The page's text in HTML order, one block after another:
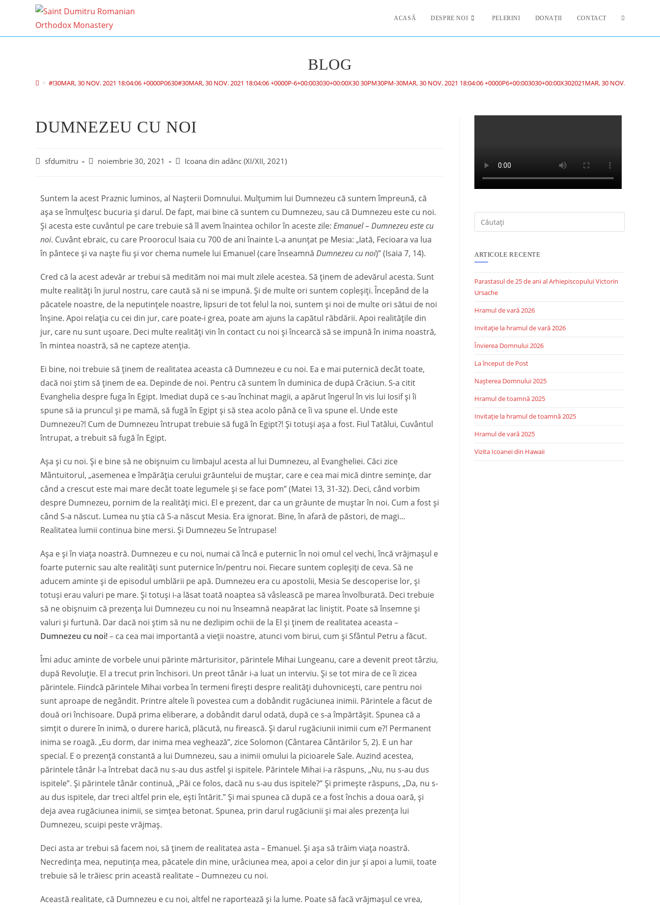
ACASĂ DESPRE NOI PELERINI DONAȚII CONTACT
BLOG
> #!30MAR, 30 NOV. 2021 18:04:06 +0000P0630#30MAR, 30 NOV. 2021 18:04:06 +0000P-6+00:003030+00:00X30 30PM30PM-30MAR, 30 NOV. 2021 18:04:06 +0000P6+00:003030+00:00X302021MAR, 30 NOV. 2021
DUMNEZEU CU NOI
sfdumitru noiembrie 30, 2021 Icoana din adânc (XI/XII, 2021)
Suntem la acest Praznic luminos, al Nașterii Domnului. Mulțumim lui Dumnezeu că suntem împreună, că
așa se înmulțesc bucuria și darul. De fapt, mai bine că suntem cu Dumnezeu, sau că Dumnezeu este cu noi.
Și acesta este cuvântul pe care trebuie să îl avem înaintea ochilor în aceste zile: Emanuel – Dumnezeu este cu
noi. Cuvânt ebraic, cu care Proorocul Isaia cu 700 de ani înainte L-a anunțat pe Mesia: „Iată, Fecioara va lua
în pântece și va naște fiu și vor chema numele lui Emanuel (care înseamnă Dumnezeu cu noi)” (Isaia 7, 14).
Cred că la acest adevăr ar trebui să medităm noi mai mult zilele acestea. Să ținem de adevărul acesta. Sunt
multe realități în jurul nostru, care caută să ni se impună. Și de multe ori suntem copleșiți. Începând de la
păcatele noastre, de la neputințele noastre, lipsuri de tot felul la noi, suntem și noi de multe ori sătui de noi
înșine. Apoi relația cu cei din jur, care poate-i grea, poate am ajuns la capătul răbdării. Apoi realitățile din
jur, care nu sunt ușoare. Deci multe realități vin în contact cu noi și încearcă să se impună în inima noastră,
în mintea noastră, să ne capteze atenția.
Ei bine, noi trebuie să ținem de realitatea aceasta că Dumnezeu e cu noi. Ea e mai puternică decât toate,
dacă noi știm să ținem de ea. Depinde de noi. Pentru că suntem în duminica de după Crăciun. S-a citit
Evanghelia despre fuga în Egipt. Imediat după ce s-au închinat magii, a apărut îngerul în vis lui Iosif și îi
spune să ia pruncul și pe mamă, să fugă în Egipt și să stea acolo până ce îi va spune el. Unde este
Dumnezeu?! Cum de Dumnezeu întrupat trebuie să fugă în Egipt?! Și totuși așa a fost. Fiul Tatălui, Cuvântul
întrupat, a trebuit să fugă în Egipt.
Așa și cu noi. Și e bine să ne obișnuim cu limbajul acesta al lui Dumnezeu, al Evangheliei. Căci zice
Mântuitorul, „asemenea e împărăția cerului grăuntelui de muștar, care e cea mai mică dintre semințe, dar
când a crescut este mai mare decât toate legumele şi se face pom” (Matei 13, 31-32). Deci, când vorbim
despre Dumnezeu, pornim de la realități mici. El e prezent, dar ca un grăunte de muștar în noi. Cum a fost și
când S-a născut. Lumea nu știa că S-a născut Mesia. Era ignorat. Bine, în afară de păstori, de magi...
Realitatea lumii continua bine mersi. Și Dumnezeu Se întrupase!
Așa e și în viața noastră. Dumnezeu e cu noi, numai că încă e puternic în noi omul cel vechi, încă vrăjmașul e
foarte puternic sau alte realități sunt puternice în/pentru noi. Fiecare suntem copleșiți de ceva. Să ne
aducem aminte și de episodul umblării pe apă. Dumnezeu era cu apostolii, Mesia Se descoperise lor, și
totuși erau valuri pe mare. Și totuși i-a lăsat toată noaptea să vâslească pe marea învolburată. Deci trebuie
să ne obișnuim că prezența lui Dumnezeu cu noi nu înseamnă neapărat lac liniștit. Poate să însemne și
valuri și furtună. Dar dacă noi știm să nu ne dezlipim ochii de la El și ținem de realitatea aceasta –
Dumnezeu cu noi!– ca cea mai importantă a vieții noastre, atunci vom birui, cum și Sfântul Petru a făcut.
Îmi aduc aminte de vorbele unui părinte mărturisitor, părintele Mihai Lungeanu, care a devenit preot târziu,
după Revoluție. El a trecut prin închisori. Un preot tânăr i-a luat un interviu. Și se tot mira de ce îi zicea
părintele. Fiindcă părintele Mihai vorbea în termeni firești despre realități duhovnicești, care pentru noi
sunt aproape de negândit. Printre altele îi povestea cum a dobândit rugăciunea inimii. Părintele a făcut de
două ori închisoare. După prima eliberare, a dobândit darul odată, după ce s-a împărtășit. Spunea că a
simțit o durere în inimă, o durere harică, plăcută, nu firească. Și darul rugăciunii inimii cum e?! Permanent
inima se roagă. „Eu dorm, dar inima mea veghează”, zice Solomon (Cântarea Cântărilor 5, 2). E un har
special. E o prezență constantă a lui Dumnezeu, sau a inimii omului la picioarele Sale. Auzind acestea,
părintele tânăr l-a întrebat dacă nu s-au dus astfel și ispitele. Părintele Mihai i-a răspuns, „Nu, nu s-au dus
ispitele”. Și părintele tânăr continuă, „Păi ce folos, dacă nu s-au dus ispitele?” Și primește răspuns, „Da, nu s-
au dus ispitele, dar treci altfel prin ele, ești întărit.” Și mai spunea că după ce a fost închis a doua oară, și
deja avea rugăciunea inimii, se simțea betonat. Spunea, prin darul rugăciunii și mai ales prezența lui
Dumnezeu, scuipi peste vrăjmaș.
Deci asta ar trebui să facem noi, să ținem de realitatea asta – Emanuel. Și așa să trăim viața noastră.
Necredința mea, neputința mea, păcatele din mine, urâciunea mea, apoi a celor din jur și apoi a lumii, toate
trebuie să le trăiesc prin această realitate – Dumnezeu cu noi.
Această realitate, că Dumnezeu e cu noi, altfel ne raportează și la lume. Poate să facă vrăjmașul ce vrea,
ARTICOLE RECENTE
Parastasul de 25 de ani al Arhiepiscopului Victorin
Ursache
Hramul de vară 2026
Invitație la hramul de vară 2026
Învierea Domnului 2026
La început de Post
Nașterea Domnului 2025
Hramul de toamnă 2025
Invitație la hramul de toamnă 2025
Hramul de vară 2025
Vizita Icoanei din Hawaii